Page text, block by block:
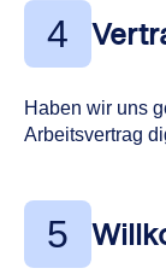
4
Haben wir uns
Arbeitsvertrag
5